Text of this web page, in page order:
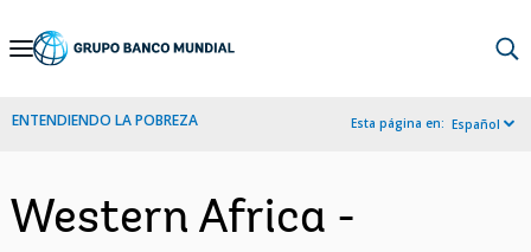
Skip
Navigation
ENTENDIENDO LA POBREZA Esta página en: Español
Western Africa -